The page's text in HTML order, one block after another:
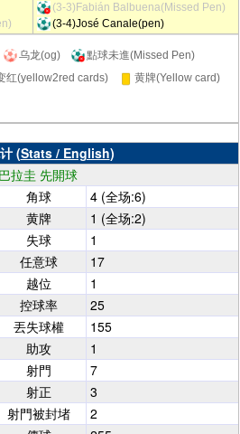
(3-3)Fabián Balbuena(Missed Pen)
(3-4)José Canale(pen)
乌龙(og)
點球未進(Missed Pen)
红(yellow2red cards)
黄牌(Yellow card)
(Stats / English)
巴拉圭 先開球
角球
4 (全场:6)
黄牌
1 (全场:2)
失球
1
任意球
17
越位
1
控球率
25
丟失球權
155
助攻
1
射門
7
射正
3
射門被封堵
2